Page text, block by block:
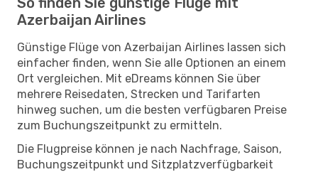
Azerbaijan Airlines
Günstige Flüge von Azerbaijan Airlines lassen sich
einfacher finden, wenn Sie alle Optionen an einem
Ort vergleichen. Mit eDreams können Sie über
mehrere Reisedaten, Strecken und Tarifarten
hinweg suchen, um die besten verfügbaren Preise
zum Buchungszeitpunkt zu ermitteln.
Die Flugpreise können je nach Nachfrage, Saison,
Buchungszeitpunkt und Sitzplatzverfügbarkeit